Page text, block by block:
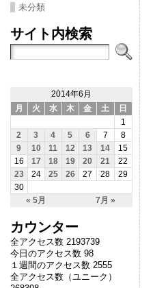
未分類
サイト内検索
2014年6月
月
火 水 木 金 土 日
« 5月 7月 »
1
2
3 4 5 6 7
8
9
10 11 12 13 14
15
16
17 18 19 20 21
22
23
24 25 26 27 28
29
30
カウンター
全アクセス数 2193739
今日のアクセス数 98
１週間のアクセス数 2555
全アクセス数（ユニーク）